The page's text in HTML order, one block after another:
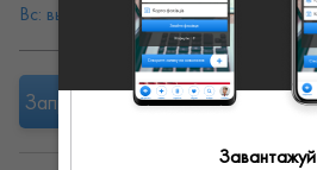
Вс: выходной
Запропонувати роботу
Завантажуй